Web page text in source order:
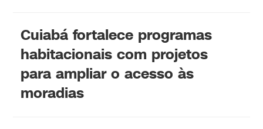
Cuiabá fortalece programas
habitacionais com projetos
para ampliar o acesso às
moradias